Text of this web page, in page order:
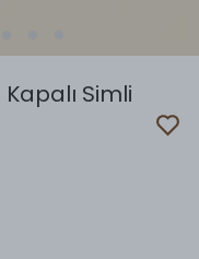
Simli